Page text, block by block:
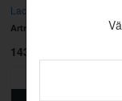
Lack 113 Orange, Liter
Artnr:
1436 kr